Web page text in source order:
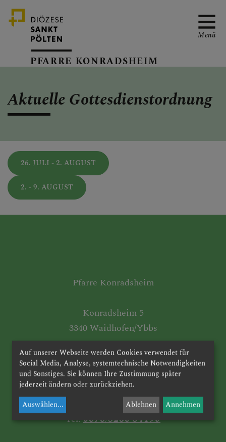
PFARRVERBAND-SEITE
GOTTESDIENSTORDNUN
G
TERMINKALENDER
TEAM
GESCHICHTE DER
PFARRE
PFARRE KONRADSHEIM
Menü
Aktuelle Gottesdienstordnung
26. JULI - 2. AUGUST
2. - 9. AUGUST
Pfarre Konradsheim
Konradsheim 5
3340 Waidhofen/Ybbs
Donnerstag 8:30-9:30 Uhr
Pfarrsekretärin Sabine Krenn
Tel. 0676/8266 34190
Auf unserer Webseite werden Cookies verwendet für
Social Media, Analyse, systemtechnische Notwendigkeiten
und Sonstiges. Sie können Ihre Zustimmung später
jederzeit ändern oder zurückziehen.
Auswählen... Ablehnen Annehmen